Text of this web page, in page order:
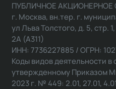
ПУБЛИЧНОЕ
г. Москва, вн.тер. г.
ул Льва Толстого, д. 5, стр.
2А (А311)
ИНН: 7736227885 / ОГРН:
Коды видов деятельности
утвержденному Приказом
2023 г. № 449: 2.01, 27.01, 4.01